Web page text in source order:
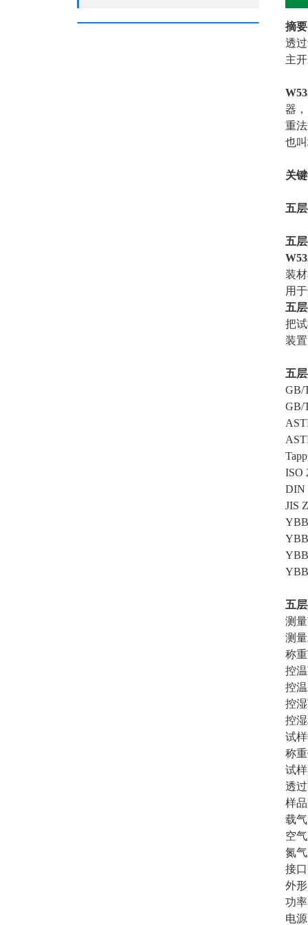
摘
透
主
器
重
也
关
五
五
装
用
五
把
装
五
GB/
GB/
ISO
DIN
JIS
五
测
测
称
控
控
控
控
试
称
试
透
样
载
空
氮
接
外
功
电